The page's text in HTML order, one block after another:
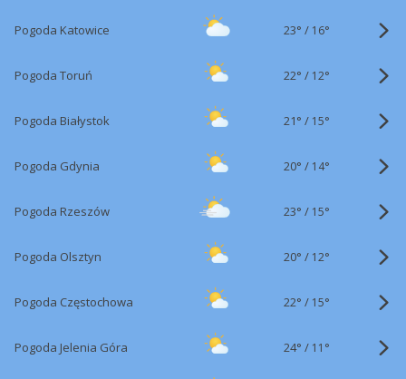
Pogoda Katowice 23° / 16°
Pogoda Toruń 22° / 12°
Pogoda Białystok 21° / 15°
Pogoda Gdynia 20° / 14°
Pogoda Rzeszów 23° / 15°
Pogoda Olsztyn 20° / 12°
Pogoda Częstochowa 22° / 15°
Pogoda Jelenia Góra 24° / 11°